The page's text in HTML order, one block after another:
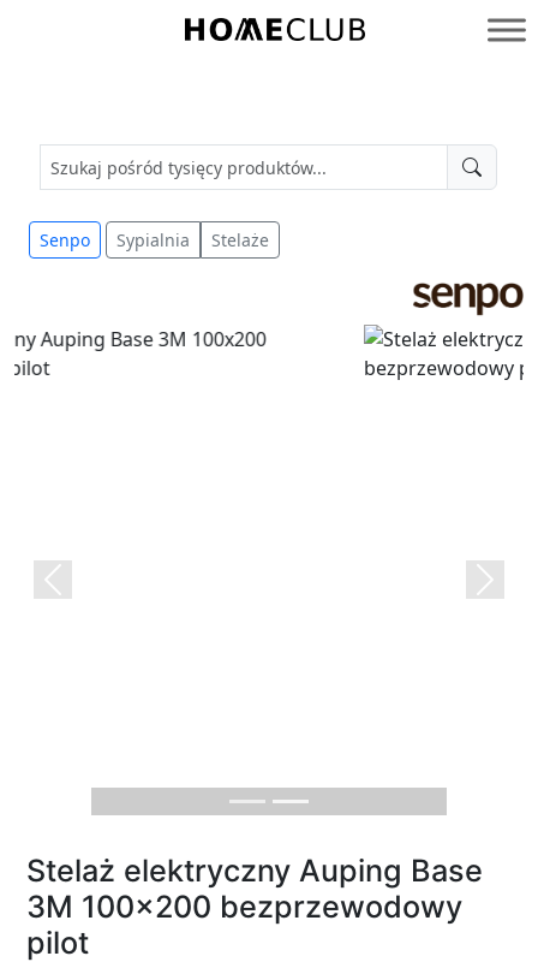
Homeclub
Senpo Sypialnia Stelaże
Previous Next
Stelaż elektryczny Auping Base
3M 100x200 bezprzewodowy
pilot